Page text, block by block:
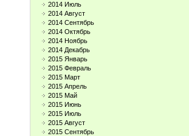
2014 Июль
2014 Август
2014 Сентябрь
2014 Октябрь
2014 Ноябрь
2014 Декабрь
2015 Январь
2015 Февраль
2015 Март
2015 Апрель
2015 Май
2015 Июнь
2015 Июль
2015 Август
2015 Сентябрь